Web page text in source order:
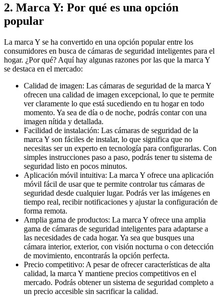
2. Marca Y: Por qué es una opción
popular
La marca Y se ha convertido en una opción popular entre los
consumidores en busca de cámaras de seguridad inteligentes para el
hogar. ¿Por qué? Aquí hay algunas razones por las que la marca Y
se destaca en el mercado:
Calidad de imagen: Las cámaras de seguridad de la marca Y
ofrecen una calidad de imagen excepcional, lo que te permite
ver claramente lo que está sucediendo en tu hogar en todo
momento. Ya sea de día o de noche, podrás contar con una
imagen nítida y detallada.
Facilidad de instalación: Las cámaras de seguridad de la
marca Y son fáciles de instalar, lo que significa que no
necesitas ser un experto en tecnología para configurarlas. Con
simples instrucciones paso a paso, podrás tener tu sistema de
seguridad listo en pocos minutos.
Aplicación móvil intuitiva: La marca Y ofrece una aplicación
móvil fácil de usar que te permite controlar tus cámaras de
seguridad desde cualquier lugar. Podrás ver las imágenes en
tiempo real, recibir notificaciones y ajustar la configuración de
forma remota.
Amplia gama de productos: La marca Y ofrece una amplia
gama de cámaras de seguridad inteligentes para adaptarse a
las necesidades de cada hogar. Ya sea que busques una
cámara interior, exterior, con visión nocturna o con detección
de movimiento, encontrarás la opción perfecta.
Precio competitivo: A pesar de ofrecer características de alta
calidad, la marca Y mantiene precios competitivos en el
mercado. Podrás obtener un sistema de seguridad completo a
un precio accesible sin sacrificar la calidad.